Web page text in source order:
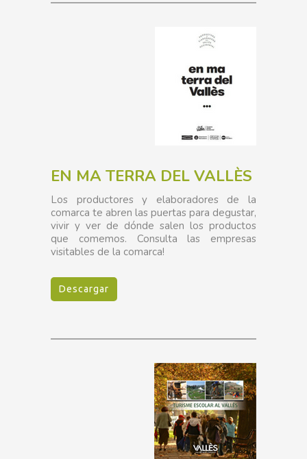
EN MA TERRA DEL VALLÈS
Los productores y elaboradores de la
comarca te abren las puertas para degustar,
vivir y ver de dónde salen los productos
que comemos. Consulta las empresas
visitables de la comarca!
Descargar